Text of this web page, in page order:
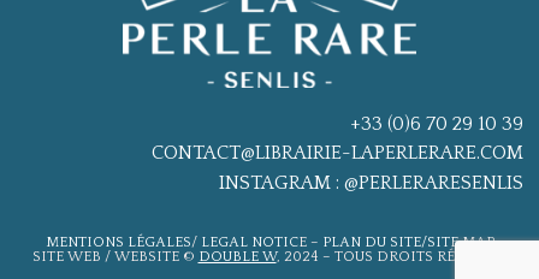
+33 (0)6 70 29 10 39
CONTACT@LIBRAIRIE-LAPERLERARE.COM
INSTAGRAM : @PERLERARESENLIS
MENTIONS LÉGALES/ LEGAL NOTICE – PLAN DU SITE/SITE MAP
SITE WEB / WEBSITE © DOUBLE W, 2024 – TOUS DROITS RÉSERVÉS